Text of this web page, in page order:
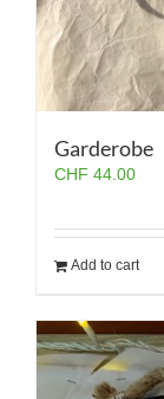
Garderobe
CHF 44.00
Add to cart